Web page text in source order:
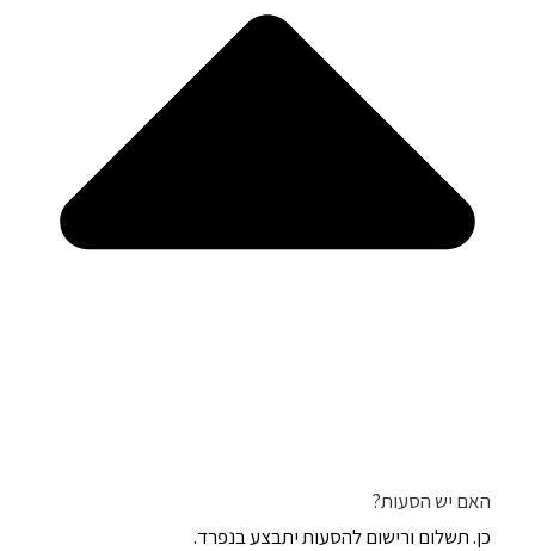
האם יש הסעות?
כן. תשלום ורישום להסעות יתבצע בנפרד.